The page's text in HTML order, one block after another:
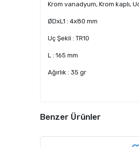
Krom vanadyum, Krom kaplı,
ØDxL1 : 4x80 mm
Uç Şekli : TR10
L : 165 mm
Ağırlık : 35 gr
Benzer Ürünler